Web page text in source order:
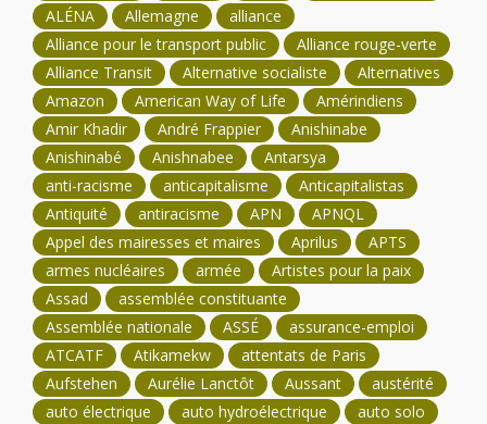
ALÉNA
Allemagne
alliance
Alliance pour le transport public
Alliance rouge-verte
Alliance Transit
Alternative socialiste
Alternatives
Amazon
American Way of Life
Amérindiens
Amir Khadir
André Frappier
Anishinabe
Anishinabé
Anishnabee
Antarsya
anti-racisme
anticapitalisme
Anticapitalistas
Antiquité
antiracisme APN
APNQL
Appel des mairesses et maires
Aprilus
APTS
armes nucléaires
armée
Artistes pour la paix
Assad
assemblée constituante
Assemblée nationale
ASSÉ
assurance-emploi
ATCATF
Atikamekw
attentats de Paris
Aufstehen
Aurélie Lanctôt Aussant
austérité
auto électrique
auto hydroélectrique
auto solo